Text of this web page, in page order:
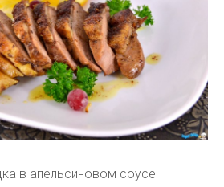
в апельсиновом соусе